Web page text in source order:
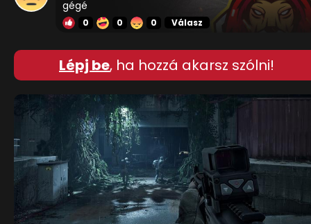
gégé
0 0 0 Válasz
Lépj be, ha hozzá akarsz szólni!